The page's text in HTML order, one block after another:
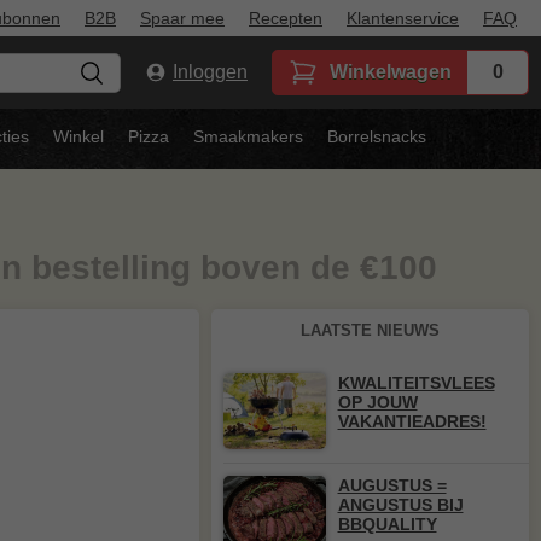
B2B Spaar mee Recepten Klantenservice FAQ
Inloggen Winkelwagen 0
Winkel Pizza Smaakmakers Borrelsnacks
bestelling boven de €100
LAATSTE NIEUWS
KWALITEITSVLEES
OP JOUW
VAKANTIEADRES!
AUGUSTUS =
ANGUSTUS BIJ
BBQUALITY